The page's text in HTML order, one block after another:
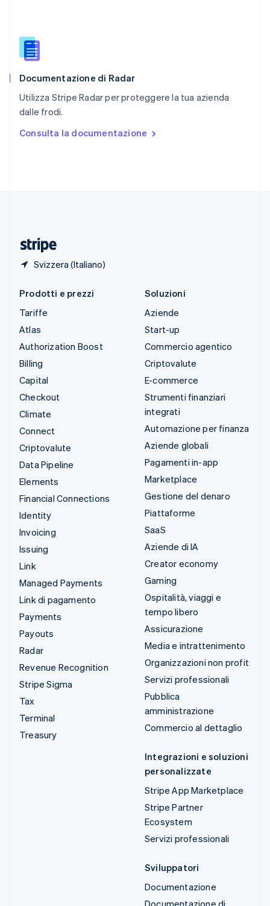
Documentazione di Radar
Utilizza Stripe Radar per proteggere la tua azienda
dalle frodi.
Consulta la documentazione
Svizzera (Italiano)
English
Slovacchia
Slovenia
Spagna
Español
English Español简体中文
Prodotti e prezzi
Tariffe
Atlas
Authorization Boost
Billing
Capital
Checkout
Climate
Connect
Criptovalute
Data Pipeline
Elements
Financial Connections
Identity
Invoicing
Issuing
Link
Managed Payments
Link di pagamento
Payments
Payouts
Radar
Revenue Recognition
Stripe Sigma
Tax
Terminal
Treasury
Soluzioni
Aziende
Start-up
Commercio agentico
Criptovalute
E-commerce
Strumenti finanziari
integrati
Automazione per finanza
Aziende globali
Pagamenti in-app
Marketplace
Gestione del denaro
Piattaforme
SaaS
Aziende di IA
Creator economy
Gaming
Ospitalità, viaggi e
tempo libero
Assicurazione
Media e intrattenimento
Organizzazioni non profit
Servizi professionali
Pubblica
amministrazione
Commercio al dettaglio
Integrazioni e soluzioni
personalizzate
Stripe App Marketplace
Stripe Partner
Ecosystem
Servizi professionali
Sviluppatori
Documentazione
Documentazione di